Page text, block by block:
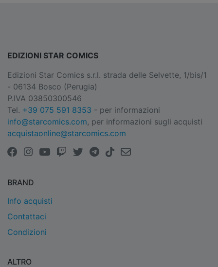
EDIZIONI STAR COMICS
Edizioni Star Comics s.r.l. strada delle Selvette, 1/bis/1
- 06134 Bosco (Perugia)
P.IVA 03850300546
Tel. +39 075 591 8353 - per informazioni
info@starcomics.com, per informazioni sugli acquisti
acquistaonline@starcomics.com
BRAND
Info acquisti
Contattaci
Condizioni
ALTRO